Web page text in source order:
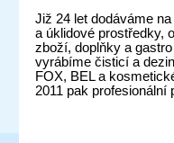
Již 24 let dodáváme
a úklidové prostředky,
zboží, doplňky a
vyrábíme čisticí a
FOX, BEL a
2011 pak profesionální